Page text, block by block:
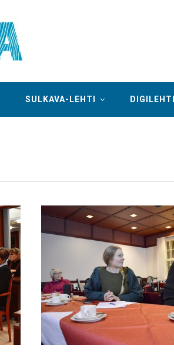
SULKAVA-LEHTI DIGILEHTI